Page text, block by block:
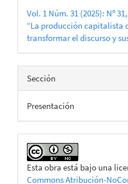
Vol. 1 Núm. 31 (2025): Nº
“La producción capitalista
transformar el discurso y
Sección
Presentación
Esta obra está bajo una
Commons Atribución-